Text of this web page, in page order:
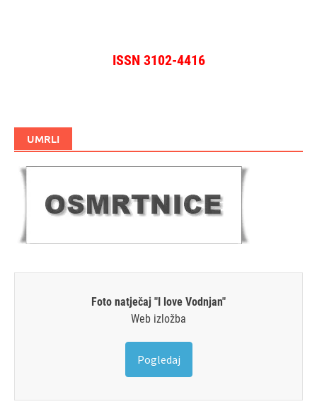
ISSN 3102-4416
UMRLI
Foto natječaj "I love Vodnjan"
Web izložba
Pogledaj